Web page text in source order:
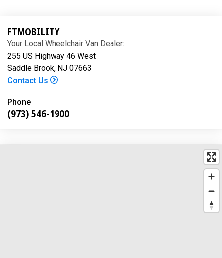
FTMOBILITY
Your Local Wheelchair Van Dealer:
255 US Highway 46 West
Saddle Brook, NJ 07663
Contact Us
Phone
(973) 546-1900